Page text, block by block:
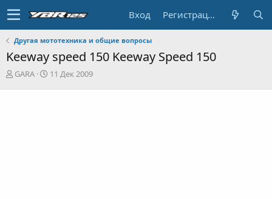
Вход Регистрация
Другая мототехника и общие вопросы
Keeway speed 150 Keeway Speed 150
А
GARA
Д11 Дек 2009